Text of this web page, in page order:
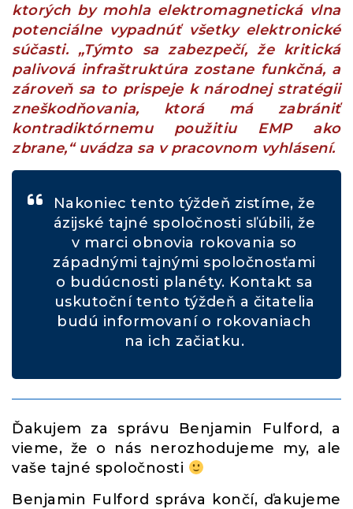
ktorých by mohla elektromagnetická vlna
potenciálne vypadnúť všetky elektronické
súčasti. „Týmto sa zabezpečí, že kritická
palivová infraštruktúra zostane funkčná, a
zároveň sa to prispeje k národnej stratégii
zneškodňovania, ktorá má zabrániť
kontradiktórnemu použitiu EMP ako
zbrane,“ uvádza sa v pracovnom vyhlásení.
Nakoniec tento týždeň zistíme, že
ázijské tajné spoločnosti sľúbili, že
v marci obnovia rokovania so
západnými tajnými spoločnosťami
o budúcnosti planéty. Kontakt sa
uskutoční tento týždeň a čitatelia
budú informovaní o rokovaniach
na ich začiatku.
Ďakujem za správu Benjamin Fulford, a
vieme, že o nás nerozhodujeme my, ale
vaše tajné spoločnosti
Benjamin Fulford správa končí, ďakujeme